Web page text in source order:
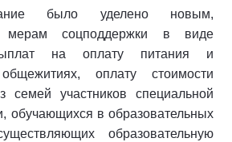
было уделено новым,
мерам соцподдержки в виде
на оплату питания и
оплату стоимости
семей участников специальной
обучающихся в образовательных
образовательную